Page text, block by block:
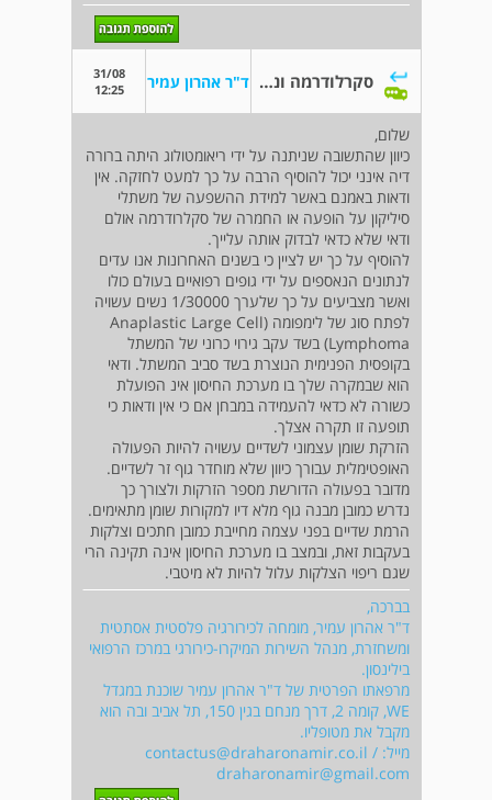
סקרלודרמה וניתוח אסטתי ד"ר אהרון עמיר
31/08
12:25
שלום,
כיוון שהתשובה שניתנה על ידי ריאומטולוג היתה ברורה
דיה אינני יכול להוסיף הרבה על כך למעט לחזקה. אין
ודאות באמנם באשר למידת ההשפעה של משתלי
סיליקון על הופעה או החמרה של סקלרודרמה אולם
ודאי שלא כדאי לבדוק אותה עלייך.
להוסיף על כך יש לציין כי בשנים האחרונות אנו עדים
לנתונים הנאספים על ידי גופים רפואיים בעולם כולו
ואשר מצביעים על כך שלערך 1/30000 נשים עשויה
לפתח סוג של לימפומה (Anaplastic Large Cell
Lymphoma) בשד עקב גירוי כרוני של המשתל
בקופסית הפנימית הנוצרת בשד סביב המשתל. ודאי
הוא שבמקרה שלך בו מערכת החיסון אינ הפועלת
כשורה לא כדאי להעמידה במבחן אם כי אין ודאות כי
תופעה זו תקרה אצלך.
הזרקת שומן עצמוני לשדיים עשויה להיות הפעולה
האופטימלית עבורך כיוון שלא מוחדר גוף זר לשדיים.
מדובר בפעולה הדורשת מספר הזרקות ולצורך כך
נדרש כמובן מבנה גוף מלא דיו למקורות שומן מתאימים.
הרמת שדיים בפני עצמה מחייבת כמובן חתכים וצלקות
בעקבות זאת, ובמצב בו מערכת החיסון אינה תקינה הרי
שגם ריפוי הצלקות עלול להיות לא מיטבי.
בברכה,
ד"ר אהרון עמיר, מומחה לכירורגיה פלסטית אסתטית
ומשחזרת, מנהל השירות המיקרו-כירורגי במרכז הרפואי
בילינסון.
מרפאתו הפרטית של ד"ר אהרון עמיר שוכנת במגדל
WE, קומה 2, דרך מנחם בגין 150, תל אביב ובה הוא
מקבל את מטופליו.
מייל:
contactus@draharonamir.co.il /
draharonamir@gmail.com